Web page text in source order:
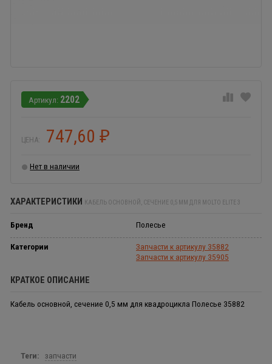
2202
ЦЕНА: 747,60 ₽
Нет в наличии
ХАРАКТЕРИСТИКИ КАБЕЛЬ ОСНОВНОЙ, СЕЧЕНИЕ 0,5 ММ ДЛЯ MOLTO ELITE 3
Бренд Полесье
Категории
Запчасти к артикулу 35882
Запчасти к артикулу 35905
КРАТКОЕ ОПИСАНИЕ
Кабель основной, сечение 0,5 мм для квадроцикла Полесье 35882
Теги: запчасти